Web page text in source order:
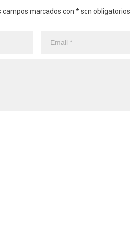
campos marcados con * son obligatorios.